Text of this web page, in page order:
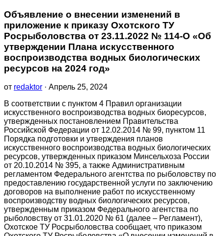
Объявление о внесении изменений в
приложение к приказу Охотского ТУ
Росрыболовства от 23.11.2022 № 114-О «Об
утверждении Плана искусственного
воспроизводства водных биологических
ресурсов на 2024 год»
от redaktor · Апрель 25, 2024
В соответствии с пунктом 4 Правил организации
искусственного воспроизводства водных биоресурсов,
утвержденных постановлением Правительства
Российской Федерации от 12.02.2014 № 99, пунктом 11
Порядка подготовки и утверждения планов
искусственного воспроизводства водных биологических
ресурсов, утвержденных приказом Минсельхоза России
от 20.10.2014 № 395, а также Административным
регламентом Федерального агентства по рыболовству по
предоставлению государственной услуги по заключению
договоров на выполнение работ по искусственному
воспроизводству водных биологических ресурсов,
утвержденным приказом Федерального агентства по
рыболовству от 31.01.2020 № 61 (далее – Регламент),
Охотское ТУ Росрыболовства сообщает, что приказом